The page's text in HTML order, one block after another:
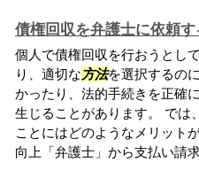
債権回収を弁護士に依頼す
個人で債権回収を行おうとし
り、適切な方法を選択するの
かったり、法的手続きを正確
生じることがあります。 では
ことにはどのようなメリット
向上「弁護士」から支払い請